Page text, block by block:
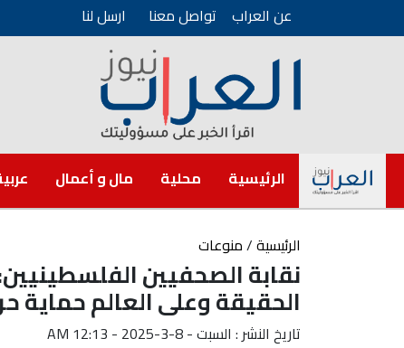
عن العراب تواصل معنا ارسل لنا
الرئيسية محلية مال و أعمال
الرئيسية/منوعات
نقابة الصحفيين
الحقيقة وعلى العالم حماية
تاريخ النشر : السبت - 8-3-2025 - 12:13 AM